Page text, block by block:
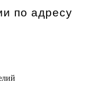
по адресу